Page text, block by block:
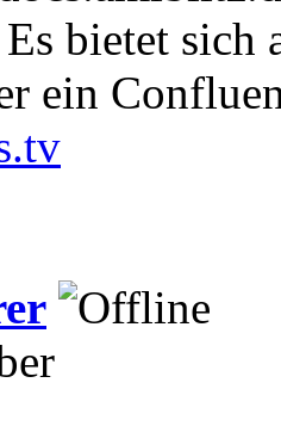
bietet sich
ein